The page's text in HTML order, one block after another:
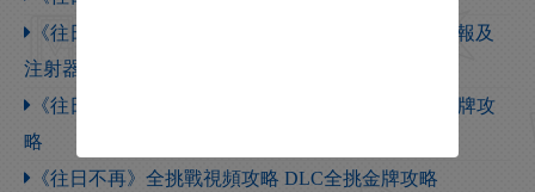
《往日不再》Nero研究區Nero檢查哨位置 全Nero情報及
注射器收集攻略
《往日不再》全獎杯攻略 白金獎杯及DLC全挑戰金牌攻
略
《往日不再》全挑戰視頻攻略 DLC全挑金牌攻略